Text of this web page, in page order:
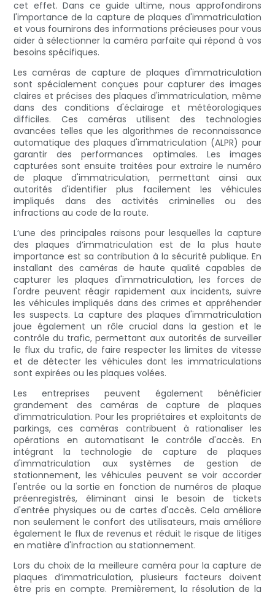
cet effet. Dans ce guide ultime, nous approfondirons
l'importance de la capture de plaques d'immatriculation
et vous fournirons des informations précieuses pour vous
aider à sélectionner la caméra parfaite qui répond à vos
besoins spécifiques.
Les caméras de capture de plaques d'immatriculation
sont spécialement conçues pour capturer des images
claires et précises des plaques d'immatriculation, même
dans des conditions d'éclairage et météorologiques
difficiles. Ces caméras utilisent des technologies
avancées telles que les algorithmes de reconnaissance
automatique des plaques d'immatriculation (ALPR) pour
garantir des performances optimales. Les images
capturées sont ensuite traitées pour extraire le numéro
de plaque d'immatriculation, permettant ainsi aux
autorités d'identifier plus facilement les véhicules
impliqués dans des activités criminelles ou des
infractions au code de la route.
L’une des principales raisons pour lesquelles la capture
des plaques d’immatriculation est de la plus haute
importance est sa contribution à la sécurité publique. En
installant des caméras de haute qualité capables de
capturer les plaques d'immatriculation, les forces de
l'ordre peuvent réagir rapidement aux incidents, suivre
les véhicules impliqués dans des crimes et appréhender
les suspects. La capture des plaques d'immatriculation
joue également un rôle crucial dans la gestion et le
contrôle du trafic, permettant aux autorités de surveiller
le flux du trafic, de faire respecter les limites de vitesse
et de détecter les véhicules dont les immatriculations
sont expirées ou les plaques volées.
Les entreprises peuvent également bénéficier
grandement des caméras de capture de plaques
d’immatriculation. Pour les propriétaires et exploitants de
parkings, ces caméras contribuent à rationaliser les
opérations en automatisant le contrôle d'accès. En
intégrant la technologie de capture de plaques
d'immatriculation aux systèmes de gestion de
stationnement, les véhicules peuvent se voir accorder
l'entrée ou la sortie en fonction de numéros de plaque
préenregistrés, éliminant ainsi le besoin de tickets
d'entrée physiques ou de cartes d'accès. Cela améliore
non seulement le confort des utilisateurs, mais améliore
également le flux de revenus et réduit le risque de litiges
en matière d'infraction au stationnement.
Lors du choix de la meilleure caméra pour la capture de
plaques d’immatriculation, plusieurs facteurs doivent
être pris en compte. Premièrement, la résolution de la